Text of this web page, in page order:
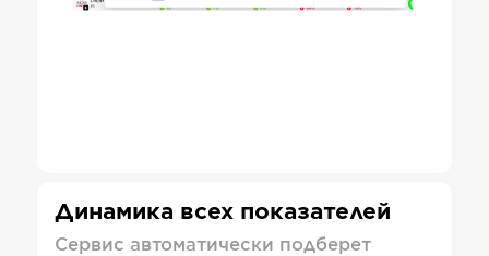
Динамика всех показателей
Сервис автоматически подберет